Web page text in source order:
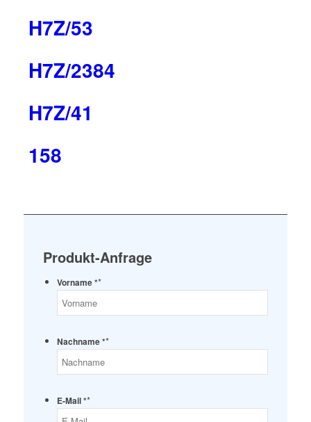
H7Z/53
H7Z/2384
H7Z/41
158
Produkt-Anfrage
Vorname **
Nachname **
E-Mail **